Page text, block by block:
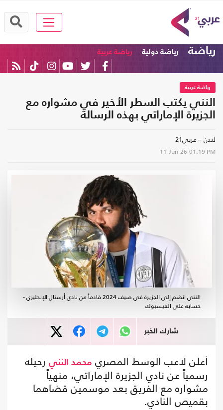
رياضة رياضة دولية رياضة عربية
رياضة عربية
النني يكتب السطر الأخير في مشواره مع
الجزيرة الإماراتي بهذه الرسالة
لندن – عربي21
11-Jun-26 01:19 PM
النني انضم إلى الجزيرة في صيف 2024 قادماً من نادي أرسنال الإنجليزي -
حسابه على الفيسبوك
شارك الخبر
أعلن لاعب الوسط المصري محمد النني رحيله
رسمياً عن نادي الجزيرة الإماراتي، منهياً
مشواره مع الفريق بعد موسمين قضاهما
بقميص النادي.